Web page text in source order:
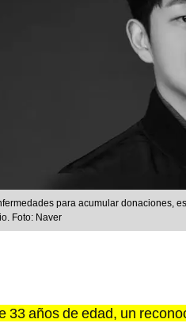
para acumular donaciones,
Foto: Naver
33 años de edad, un